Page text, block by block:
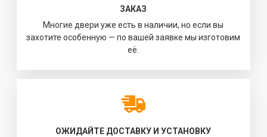
ЗАКАЗ
Многие двери уже есть в наличии, но если вы
захотите особенную — по вашей заявке мы изготовим
её.
ОЖИДАЙТЕ ДОСТАВКУ И УСТАНОВКУ